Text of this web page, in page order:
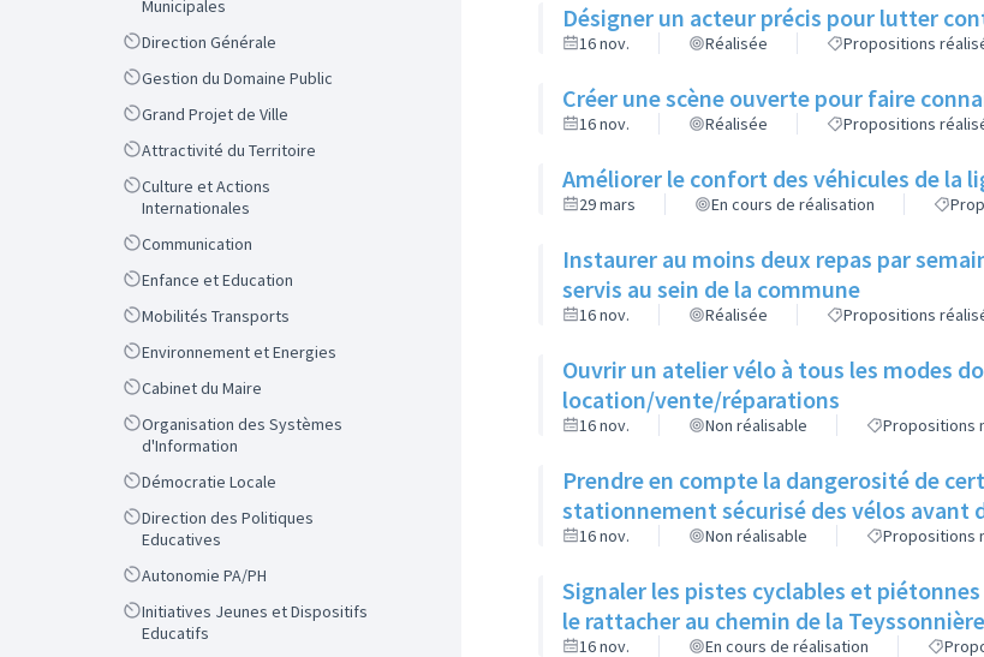
Municipales
ScopeDirection Générale
ScopeGestion du Domaine Public
ScopeGrand Projet de Ville
ScopeAttractivité du Territoire
Scope
Culture et Actions
Internationales
ScopeCommunication
ScopeEnfance et Education
ScopeMobilités Transports
ScopeEnvironnement et Energies
ScopeCabinet du Maire
Scope
Organisation des Systèmes
d'Information
ScopeDémocratie Locale
Scope
Direction des Politiques
Educatives
ScopeAutonomie PA/PH
Scope
Initiatives Jeunes et Dispositifs
Educatifs
Désigner un acteur précis pour lutter
16 nov. Réalisée Propositions
Créer une scène ouverte pour faire
16 nov. Réalisée Propositions
Améliorer le confort des véhicules de la
29 mars En cours de réalisation
Instaurer au moins deux repas par
servis au sein de la commune
16 nov. Réalisée Propositions
Ouvrir un atelier vélo à tous les modes
location/vente/réparations
16 nov. Non réalisable Propositions
Prendre en compte la dangerosité de
stationnement sécurisé des vélos avant
16 nov. Non réalisable Propositions
Signaler les pistes cyclables et
le rattacher au chemin de la
16 nov. En cours de réalisation